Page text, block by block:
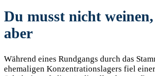
Du musst nicht
aber
Während eines Rundgangs durch das
ehemaligen Konzentrationslagers fiel